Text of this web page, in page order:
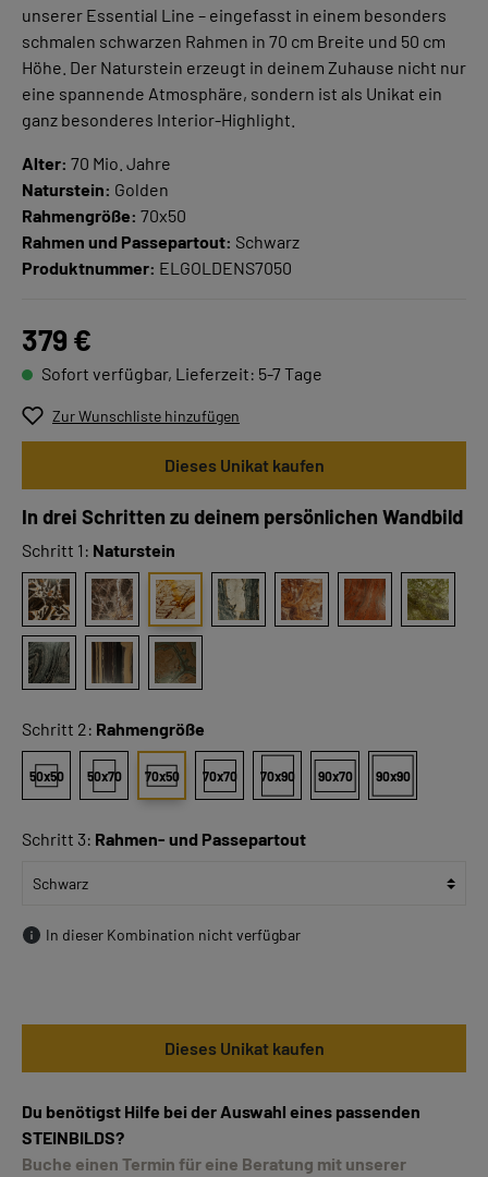
unserer Essential Line – eingefasst in einem besonders
schmalen schwarzen Rahmen in 70 cm Breite und 50 cm
Höhe. Der Naturstein erzeugt in deinem Zuhause nicht nur
eine spannende Atmosphäre, sondern ist als Unikat ein
ganz besonderes Interior-Highlight.
Alter: 70 Mio. Jahre
Naturstein: Golden
Rahmengröße: 70x50
Rahmen und Passepartout: Schwarz
Produktnummer: ELGOLDENS7050
379 €
Sofort verfügbar, Lieferzeit: 5-7 Tage
Zur Wunschliste hinzufügen
Dieses Unikat kaufen
In drei Schritten zu deinem persönlichen Wandbild
Schritt 1: Naturstein
Schritt 2: Rahmengröße
50x50 50x70 70x50 70x70 70x90 90x70 90x90
Schritt 3: Rahmen- und Passepartout
In dieser Kombination nicht verfügbar
Dieses Unikat kaufen
Du benötigst Hilfe bei der Auswahl eines passenden
STEINBILDS?
Buche einen Termin für eine Beratung mit unserer